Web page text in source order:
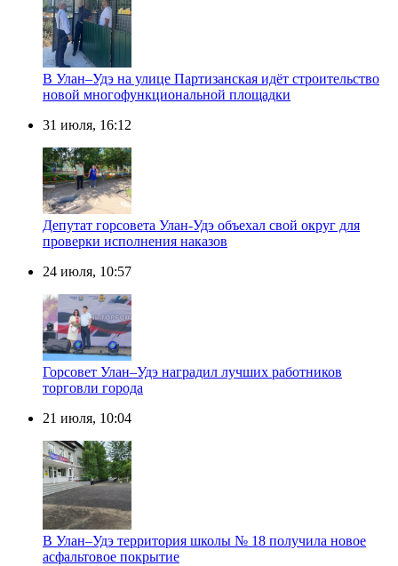
В Улан–Удэ на улице Партизанская идёт строительство
новой многофункциональной площадки
31 июля, 16:12
Депутат горсовета Улан-Удэ объехал свой округ для
проверки исполнения наказов
24 июля, 10:57
Горсовет Улан–Удэ наградил лучших работников
торговли города
21 июля, 10:04
В Улан–Удэ территория школы № 18 получила новое
асфальтовое покрытие